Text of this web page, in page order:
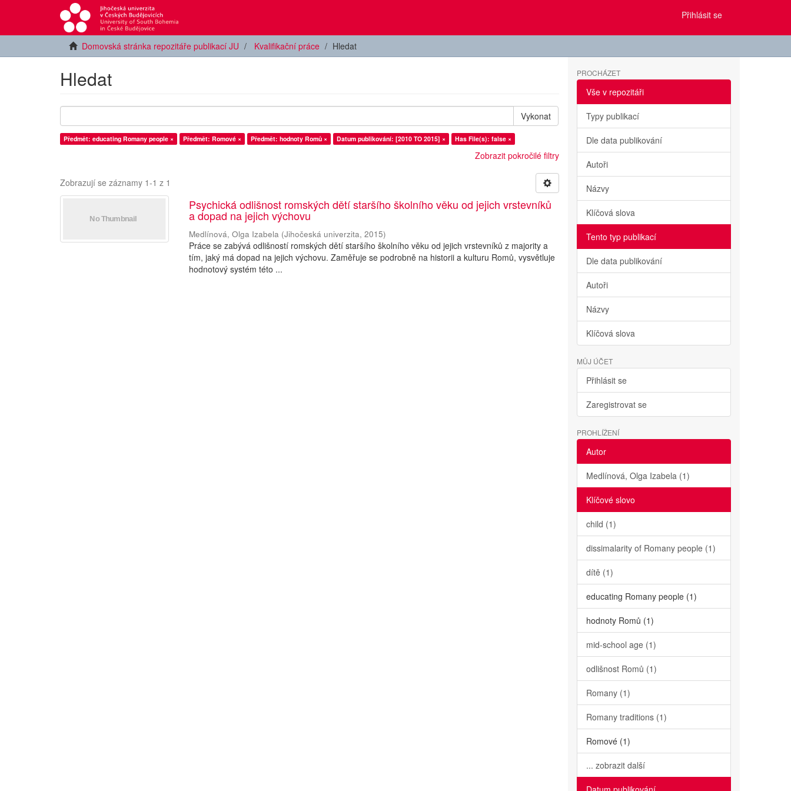
Přihlásit se
Domovská stránka repozitáře publikací JU Kvalifikační práce Hledat
Hledat
Vykonat
Předmět: educating Romany people × Předmět: Romové × Předmět: hodnoty Romů × Datum publikování: [2010 TO 2015] × Has File(s): false ×
Zobrazit pokročilé filtry
Zobrazují se záznamy 1-1 z 1
Psychická odlišnost romských dětí staršího školního věku od jejich vrstevníků
a dopad na jejich výchovu
Medlínová, Olga Izabela (Jihočeská univerzita,2015)
Práce se zabývá odlišností romských dětí staršího školního věku od jejich vrstevníků z majority a
tím, jaký má dopad na jejich výchovu. Zaměřuje se podrobně na historii a kulturu Romů, vysvětluje
hodnotový systém této ...
PROCHÁZET
Vše v repozitáři
Typy publikací
Dle data publikování
Autoři
Názvy
Klíčová slova
Tento typ publikací
Dle data publikování
Autoři
Názvy
Klíčová slova
MŮJ ÚČET
Přihlásit se
Zaregistrovat se
PROHLÍŽENÍ
Autor
Medlínová, Olga Izabela (1)
Klíčové slovo
child (1)
dissimalarity of Romany people (1)
dítě (1)
educating Romany people (1)
hodnoty Romů (1)
mid-school age (1)
odlišnost Romů (1)
Romany (1)
Romany traditions (1)
Romové (1)
... zobrazit další